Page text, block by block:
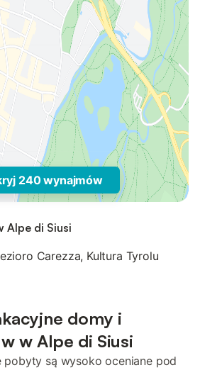
240 wynajmów
Alpe di Siusi
Carezza, Kultura Tyrolu
domy i
w Alpe di Siusi
pobyty są wysoko oceniane pod